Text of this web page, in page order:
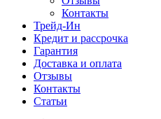
Контакты
Трейд-Ин
Кредит и рассрочка
Гарантия
Доставка и оплата
Отзывы
Контакты
Статьи